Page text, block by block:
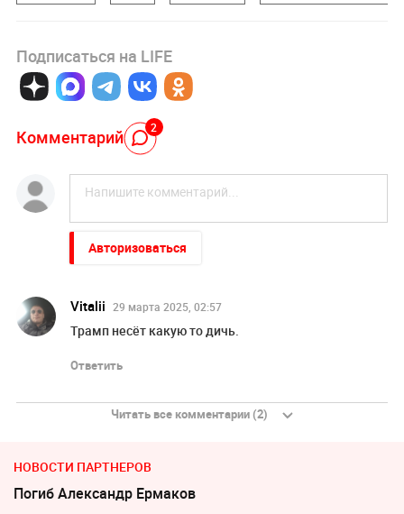
Подписаться на LIFE
Комментарий 2
Авторизоваться
Vitalii 29 марта 2025, 02:57
Трамп несёт какую то дичь.
Ответить
Читать все комментарии (2)
НОВОСТИ ПАРТНЕРОВ
Погиб Александр Ермаков